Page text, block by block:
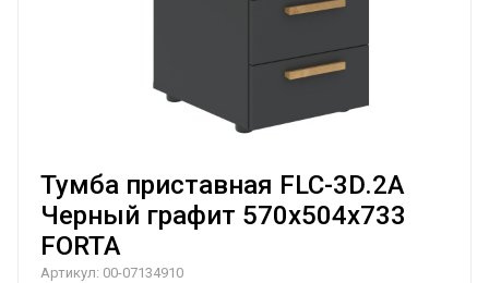
Тумба приставная FLC-3D.2A
Черный графит 570х504х733
FORTA
Артикул: 00-07134910